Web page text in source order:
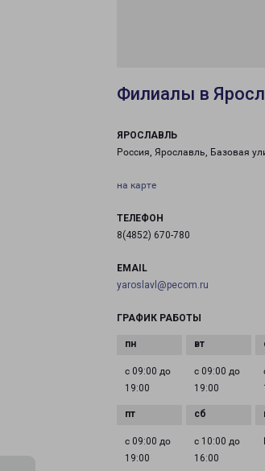
Филиалы в
ЯРОСЛАВЛЬ
Россия, Ярославль, Базовая
на карте
ТЕЛЕФОН
8(4852) 670-780
EMAIL
yaroslavl@pecom.ru
ГРАФИК РАБОТЫ
с 09:00 до
19:00
с 09:00 до
19:00
с 09:00 до
19:00
с 10:00 до
16:00